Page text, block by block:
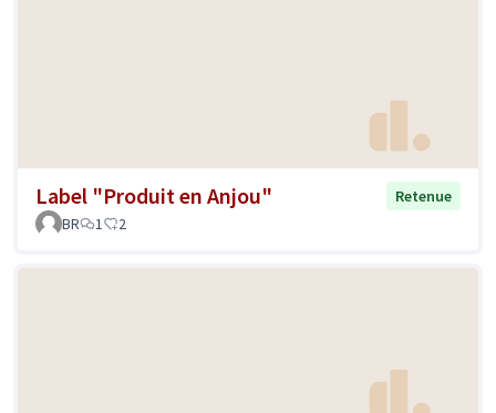
Label "Produit en Anjou"
Retenue
BR
1 2